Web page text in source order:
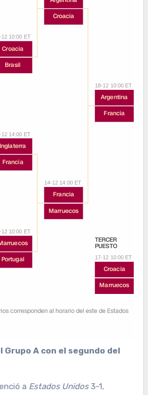
Grupo A con el segundo del
a Estados Unidos3-1,